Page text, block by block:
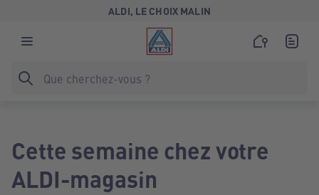
ALDI, LE CHOIX MALIN
Cette semaine chez votre
ALDI-magasin